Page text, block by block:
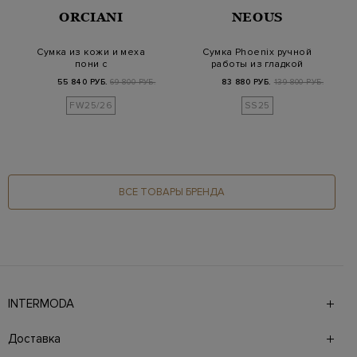
ORCIANI
Сумка из кожи и меха
пони с
принтом
55 840 РУБ. 69 800 РУБ.
FW25/26
NEOUS
Сумка Phoenix ручной
работы из гладкой
83 880 РУБ. 139 800 РУБ.
SS25
ВСЕ ТОВАРЫ БРЕНДА
INTERMODA
брендов на 4 этажах в самом центре города. На сайте
также презентованы новинки с последних показов и
Доставка